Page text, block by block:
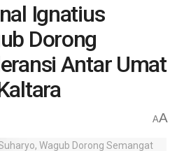
Ignatius
Dorong
Antar Umat
AA